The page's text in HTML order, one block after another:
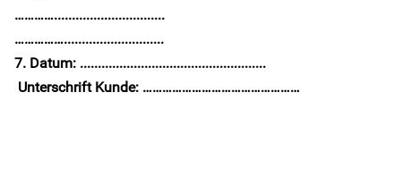
…………...............................
……………............................
7. Datum: ....................................................
Unterschrift Kunde: …………………………………………